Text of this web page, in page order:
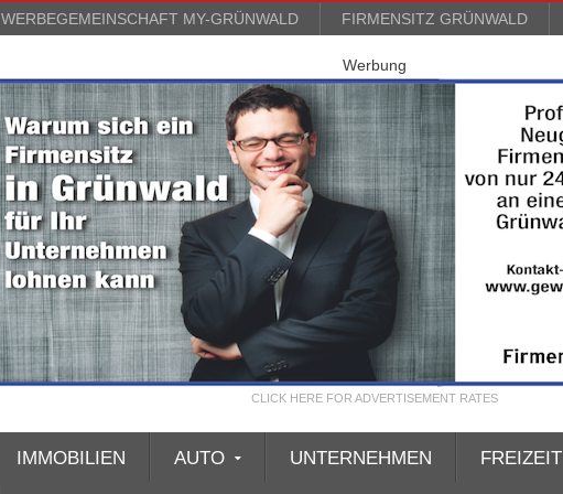
WERBEGEMEINSCHAFT MY-GRÜNWALD FIRMENSITZ GRÜNWALD
Werbung
CLICK HERE FOR ADVERTISEMENT RATES
IMMOBILIEN AUTO UNTERNEHMEN FREIZEIT